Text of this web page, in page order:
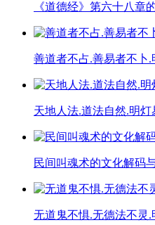
《道德经》第六十八章
善道者不占.善易者不卜.
天地人法.道法自然.明灯
民间叫魂术的文化解码
无道鬼不惧.无德法不灵.